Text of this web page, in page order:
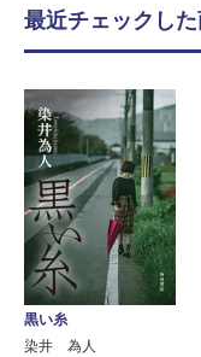
最近チェックし
黒い糸
染井 為人